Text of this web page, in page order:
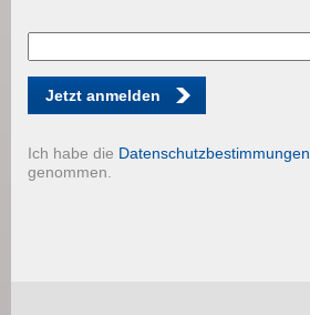
Jetzt anmelden
Ich habe die Datenschutzbestimmungen
genommen.